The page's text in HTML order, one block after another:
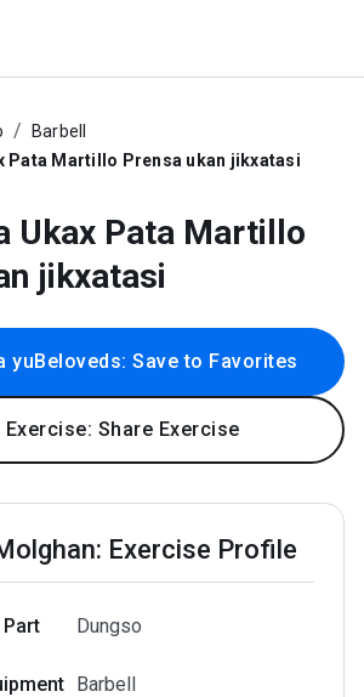
Barbell
Pata Martillo Prensa ukan jikxatasi
Ukax Pata Martillo
jikxatasi
yuBeloveds: Save to Favorites
Exercise: Share Exercise
Exercise Profile
Part Dungso
Barbell